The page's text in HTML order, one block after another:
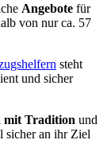
Angebote für
von nur ca. 57
steht
und sicher
mit Tradition und
sicher an ihr Ziel